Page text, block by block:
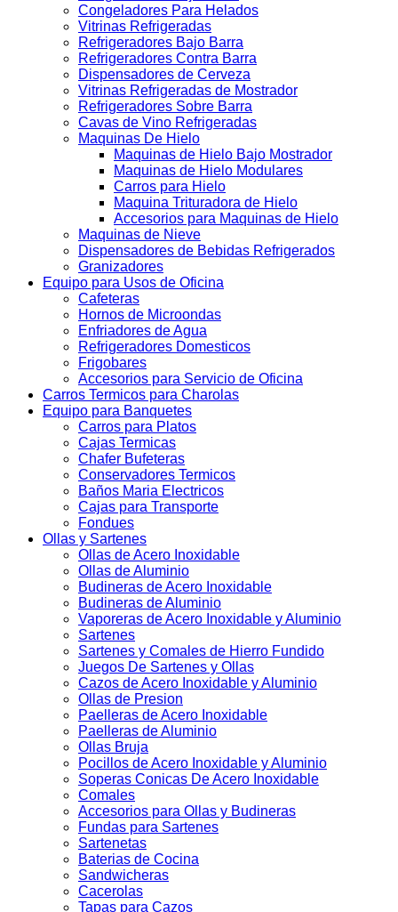
Congeladores Para Helados
Vitrinas Refrigeradas
Refrigeradores Bajo Barra
Refrigeradores Contra Barra
Dispensadores de Cerveza
Vitrinas Refrigeradas de Mostrador
Refrigeradores Sobre Barra
Cavas de Vino Refrigeradas
Maquinas De Hielo
Maquinas de Hielo Bajo Mostrador
Maquinas de Hielo Modulares
Carros para Hielo
Maquina Trituradora de Hielo
Accesorios para Maquinas de Hielo
Maquinas de Nieve
Dispensadores de Bebidas Refrigerados
Granizadores
Equipo para Usos de Oficina
Cafeteras
Hornos de Microondas
Enfriadores de Agua
Refrigeradores Domesticos
Frigobares
Accesorios para Servicio de Oficina
Carros Termicos para Charolas
Equipo para Banquetes
Carros para Platos
Cajas Termicas
Chafer Bufeteras
Conservadores Termicos
Baños Maria Electricos
Cajas para Transporte
Fondues
Ollas y Sartenes
Ollas de Acero Inoxidable
Ollas de Aluminio
Budineras de Acero Inoxidable
Budineras de Aluminio
Vaporeras de Acero Inoxidable y Aluminio
Sartenes
Sartenes y Comales de Hierro Fundido
Juegos De Sartenes y Ollas
Cazos de Acero Inoxidable y Aluminio
Ollas de Presion
Paelleras de Acero Inoxidable
Paelleras de Aluminio
Ollas Bruja
Pocillos de Acero Inoxidable y Aluminio
Soperas Conicas De Acero Inoxidable
Comales
Accesorios para Ollas y Budineras
Fundas para Sartenes
Sartenetas
Baterias de Cocina
Sandwicheras
Cacerolas
Tapas para Cazos